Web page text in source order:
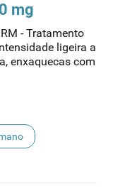
mg
- Tratamento
ligeira a
enxaquecas com